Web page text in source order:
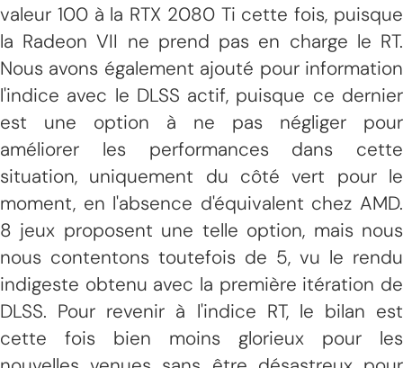
valeur 100 à la RTX 2080 Ti cette fois, puisque
la Radeon VII ne prend pas en charge le RT.
Nous avons également ajouté pour information
l'indice avec le DLSS actif, puisque ce dernier
est une option à ne pas négliger pour
améliorer les performances dans cette
situation, uniquement du côté vert pour le
moment, en l'absence d'équivalent chez AMD.
8 jeux proposent une telle option, mais nous
nous contentons toutefois de 5, vu le rendu
indigeste obtenu avec la première itération de
DLSS. Pour revenir à l'indice RT, le bilan est
cette fois bien moins glorieux pour les